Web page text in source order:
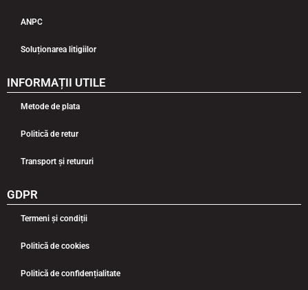
ANPC
Soluționarea litigiilor
INFORMAȚII UTILE
Metode de plata
Politică de retur
Transport și retururi
GDPR
Termeni și condiții
Politică de cookies
Politică de confidențialitate